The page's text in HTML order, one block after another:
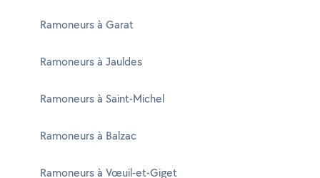
Ramoneurs à Garat
Ramoneurs à Jauldes
Ramoneurs à Saint-Michel
Ramoneurs à Balzac
Ramoneurs à Vœuil-et-Giget